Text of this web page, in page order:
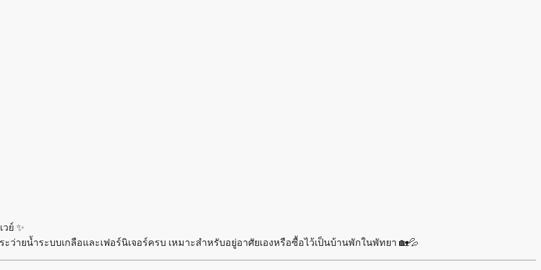
ย์ ✨
ายน้ำระบบเกลือและเฟอร์นิเจอร์ครบ เหมาะสำหรับอยู่อาศัยเองหรือซื้อไว้เป็นบ้านพักในพัทยา 🏡💦